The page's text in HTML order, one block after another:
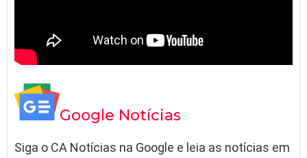
Google Notícias
Siga o CA Notícias na Google e leia as notícias em